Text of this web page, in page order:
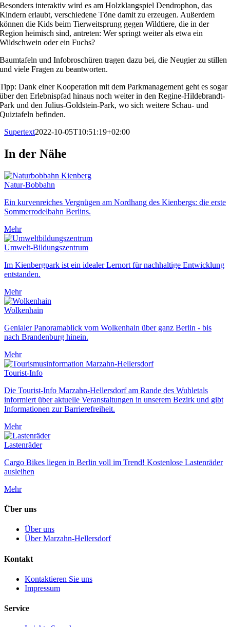
Besonders interaktiv wird es am Holzklangspiel Dendrophon, das
Kindern erlaubt, verschiedene Töne damit zu erzeugen. Außerdem
können die Kids beim Tierweitsprung gegen Wildtiere, die in der
Region heimisch sind, antreten: Wer springt weiter als etwa ein
Wildschwein oder ein Fuchs?
Baumtafeln und Infobroschüren tragen dazu bei, die Neugier zu stillen
und viele Fragen zu beantworten.
Tipp: Dank einer Kooperation mit dem Parkmanagement geht es sogar
über den Erlebnispfad hinaus noch weiter in den Regine-Hildebrandt-
Park und den Julius-Goldstein-Park, wo sich weitere Schau- und
Quiztafeln befinden.
Supertext2022-10-05T10:51:19+02:00
In der Nähe
Natur-Bobbahn
Ein kurvenreiches Vergnügen am Nordhang des Kienbergs: die erste
Sommerrodelbahn Berlins.
Mehr
Umwelt-Bildungszentrum
Im Kienbergpark ist ein idealer Lernort für nachhaltige Entwicklung
entstanden.
Mehr
Wolkenhain
Genialer Panoramablick vom Wolkenhain über ganz Berlin - bis
nach Brandenburg hinein.
Mehr
Tourist-Info
Die Tourist-Info Marzahn-Hellersdorf am Rande des Wuhletals
informiert über aktuelle Veranstaltungen in unserem Bezirk und gibt
Informationen zur Barrierefreiheit.
Mehr
Lastenräder
Cargo Bikes liegen in Berlin voll im Trend! Kostenlose Lastenräder
ausleihen
Mehr
Über uns
Über uns
Über Marzahn-Hellersdorf
Kontakt
Kontaktieren Sie uns
Impressum
Service